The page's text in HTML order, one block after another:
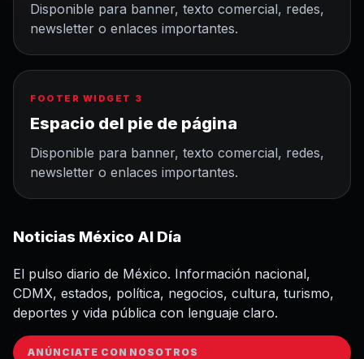
Disponible para banner, texto comercial, redes,
newsletter o enlaces importantes.
FOOTER WIDGET 3
Espacio del pie de página
Disponible para banner, texto comercial, redes,
newsletter o enlaces importantes.
Noticias México Al Día
El pulso diario de México. Información nacional,
CDMX, estados, política, negocios, cultura, turismo,
deportes y vida pública con lenguaje claro.
ANÚNCIATE CON NOSOTROS